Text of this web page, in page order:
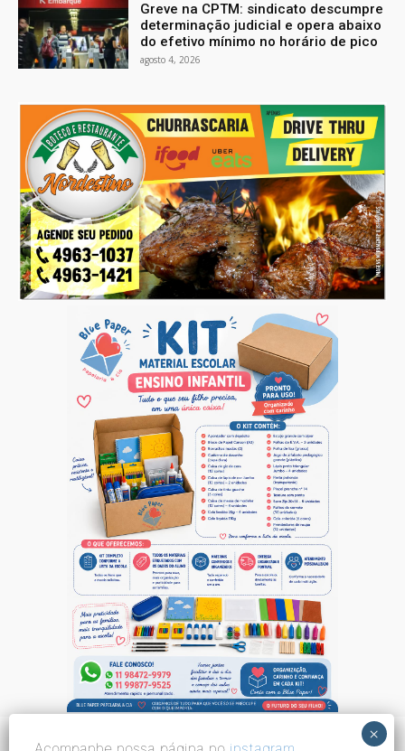
Greve na CPTM: sindicato descumpre
determinação judicial e opera abaixo
do efetivo mínimo no horário de pico
agosto 4, 2026